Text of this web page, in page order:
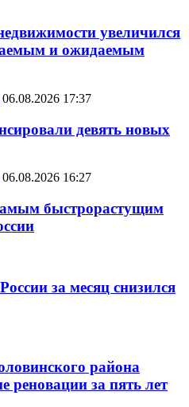
увеличился
и ожидаемым
06.08.2026 17:37
девять новых
06.08.2026 16:27
быстрорастущим
за месяц снизился
района
реновации за пять лет